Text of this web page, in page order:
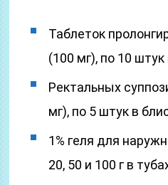
Таблеток
(100 мг), по 10 штук
Ректальных
мг), по 5 штук в
1% геля для
20, 50 и 100 г в